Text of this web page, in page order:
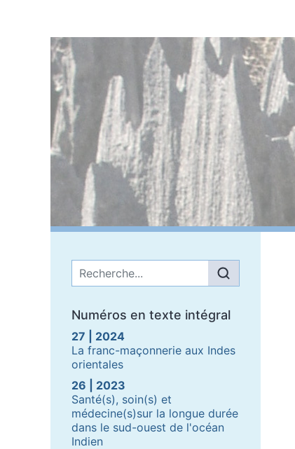
Menu principal
Numéros en texte intégral
27 | 2024
La franc-maçonnerie aux Indes
orientales
26 | 2023
Santé(s), soin(s) et
médecine(s)sur la longue durée
dans le sud-ouest de l'océan
Indien